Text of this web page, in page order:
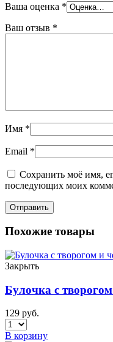
Ваша оценка *
Ваш отзыв *
Имя *
Email *
Сохранить моё имя,
последующих моих
Похожие товары
Закрыть
Булочка с
129 руб.
В корзину